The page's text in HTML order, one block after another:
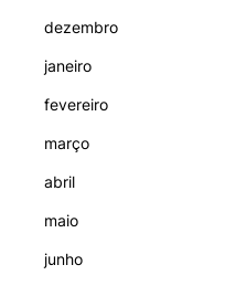
dezembro
janeiro
fevereiro
março
abril
maio
junho